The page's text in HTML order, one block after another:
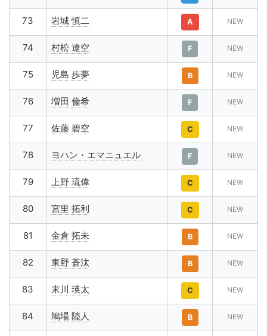
73 岩城 慎二 A NEW
74 村松 遼空 F NEW
75 児島 歩夢 B NEW
76 増田 倫希 F NEW
77 佐藤 碧空 C NEW
78 ヨハン・エマニュエル F NEW
79 上野 琉偉 C NEW
80 宮里 拓利 C NEW
81 金倉 拓未 B NEW
82 東野 蒼汰 B NEW
83 末川 瑛太 C NEW
84 鳩場 陸人 B NEW